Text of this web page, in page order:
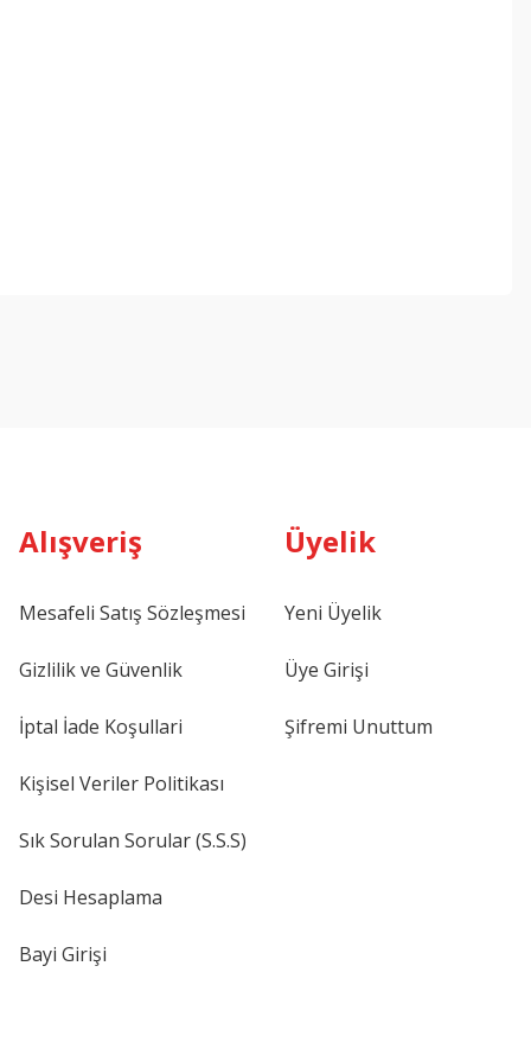
Alışveriş
Mesafeli Satış Sözleşmesi
Gizlilik ve Güvenlik
İptal İade Koşullari
Kişisel Veriler Politikası
Sık Sorulan Sorular (S.S.S)
Desi Hesaplama
Bayi Girişi
Üyelik
Yeni Üyelik
Üye Girişi
Şifremi Unuttum